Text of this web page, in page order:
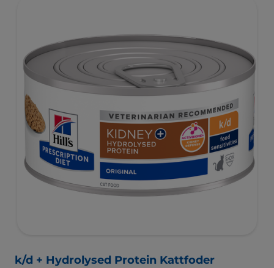
blandning av prebiotika som har visat sig främja
tarmens mikrobiom och därmed bidra till att stödja
njurfunktionen.
*hos katter med de vanligaste bakomliggande orsakerna
till kronisk njursjukdom, utan några andra samtidiga
hälsoproblem – Hill’s data on file
k/d + Hydrolysed Protein Kattfoder